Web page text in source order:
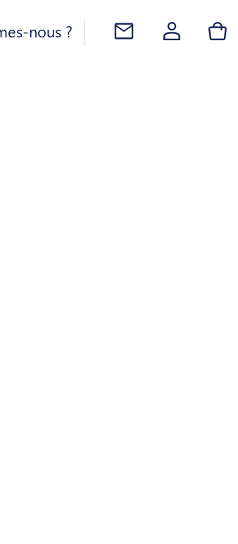
nous ?